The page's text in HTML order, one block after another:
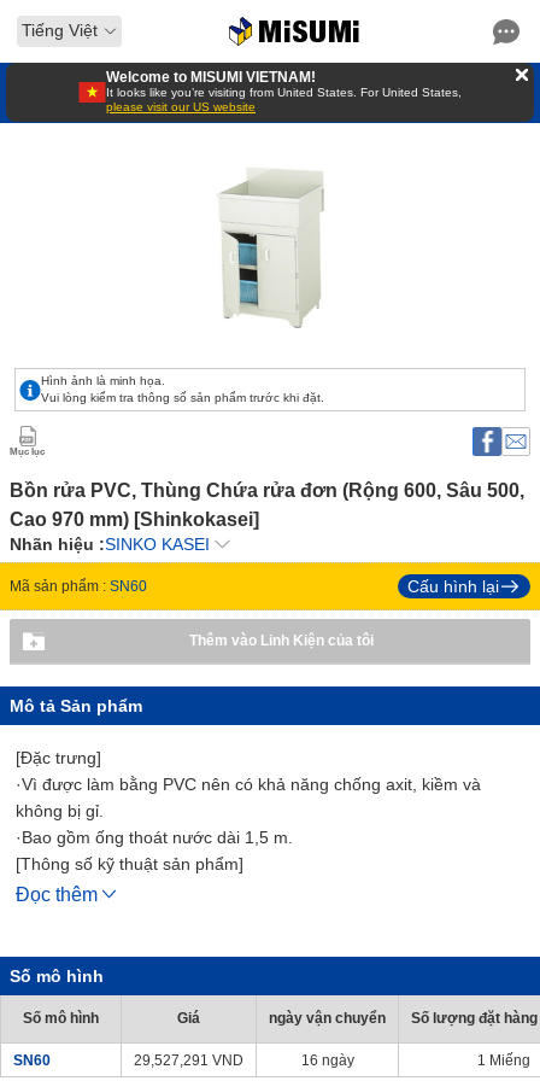
Tiếng Việt
Welcome to MISUMI VIETNAM!
It looks like you’re visiting from United States. For United States,
please visit our US website
Hình ảnh là minh họa.
Vui lòng kiểm tra thông số sản phẩm trước khi đặt.
Mục lục
Bồn rửa PVC, Thùng Chứa rửa đơn (Rộng 600, Sâu 500,
Cao 970 mm) [Shinkokasei]
Nhãn hiệu :SINKO KASEI
Mã sản phẩm : SN60 Cấu hình lại
Thêm vào Linh Kiện của tôi
Mô tả Sản phẩm
[Đặc trưng]
·Vì được làm bằng PVC nên có khả năng chống axit, kiềm và
không bị gỉ.
·Bao gồm ống thoát nước dài 1,5 m.
[Thông số kỹ thuật sản phẩm]
·Chiều rộng (mm): 600
· Độ sâu Thùng Chứa (mm): 190
·Trọng lượng (kg): 21
· Sản phẩm hoàn thiện
· Độ sâu Thùng Chứa : 190 mm
·Quốc gia sản xuất: Nhật Bản
Đọc thêm
Số mô hình
Số mô hình Giá ngày vận chuyển Số lượng đặt
SN60 29,527,291 VND 16 ngày 1 Miếng